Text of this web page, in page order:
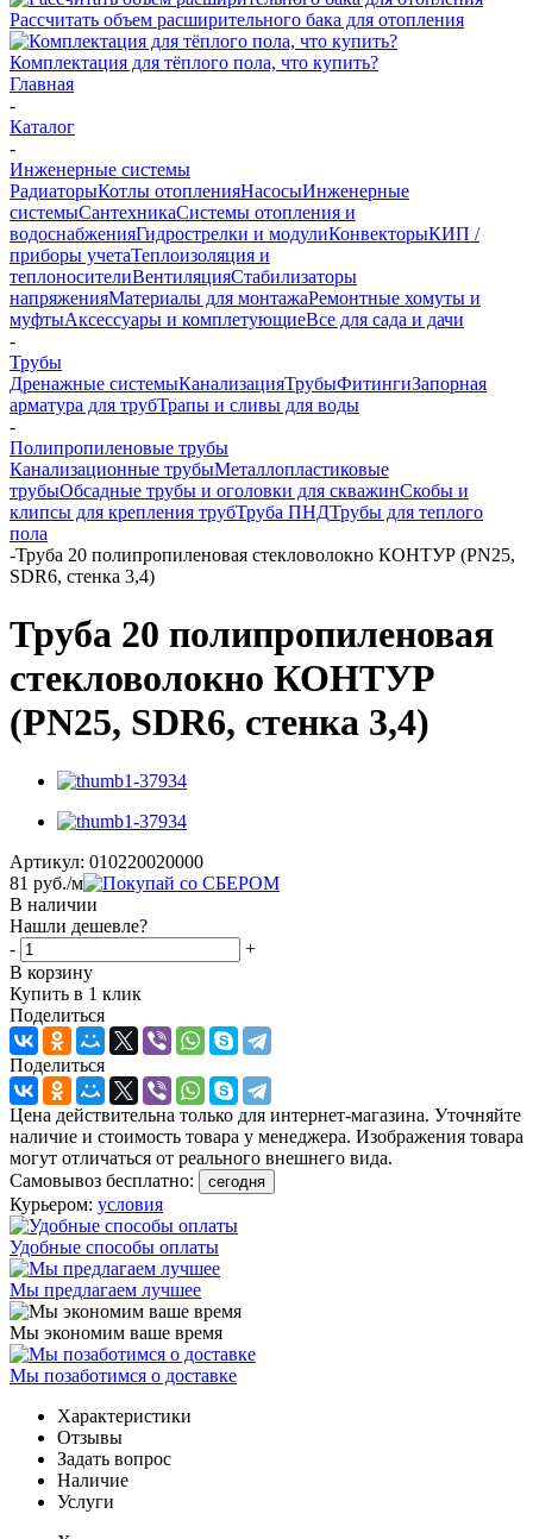
Рассчитать объем расширительного бака для отопления
Комплектация для тёплого пола, что купить?
Главная
-
Каталог
-
Инженерные системы
РадиаторыКотлы отопленияНасосыИнженерные
системыСантехникаСистемы отопления и
водоснабженияГидрострелки и модулиКонвекторыКИП /
приборы учетаТеплоизоляция и
теплоносителиВентиляцияСтабилизаторы
напряженияМатериалы для монтажаРемонтные хомуты и
муфтыАксессуары и комплетующиеВсе для сада и дачи
-
Трубы
Дренажные системыКанализацияТрубыФитингиЗапорная
арматура для трубТрапы и сливы для воды
-
Полипропиленовые трубы
Канализационные трубыМеталлопластиковые
трубыОбсадные трубы и оголовки для скважинСкобы и
клипсы для крепления трубТруба ПНДТрубы для теплого
пола
-Труба 20 полипропиленовая стекловолокно КОНТУР (PN25,
SDR6, стенка 3,4)
Труба 20 полипропиленовая
стекловолокно КОНТУР
(PN25, SDR6, стенка 3,4)
Артикул: 010220020000
81 руб./м
В наличии
Нашли дешевле?
-
+
В корзину
Купить в 1 клик
Поделиться
Поделиться
Цена действительна только для интернет-магазина. Уточняйте
наличие и стоимость товара у менеджера. Изображения товара
могут отличаться от реального внешнего вида.
Самовывоз бесплатно:
сегодня
Курьером: условия
Удобные способы оплаты
Мы предлагаем лучшее
Мы экономим ваше время
Мы позаботимся о доставке
Характеристики
Отзывы
Задать вопрос
Наличие
Услуги